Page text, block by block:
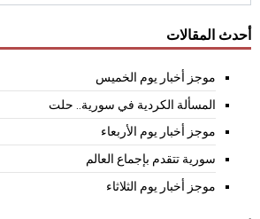
أحدث المقالات
موجز أخبار يوم الخميس
المسألة الكردية في سورية.. حلت
موجز أخبار يوم الأربعاء
سورية تتقدم بإجماع العالم
موجز أخبار يوم الثلاثاء